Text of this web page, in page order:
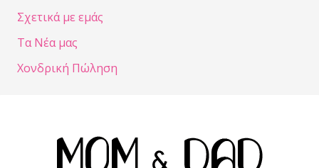
Σχετικά με εμάς
Τα Νέα μας
Χονδρική Πώληση